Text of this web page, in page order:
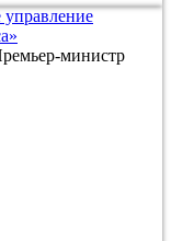
министр